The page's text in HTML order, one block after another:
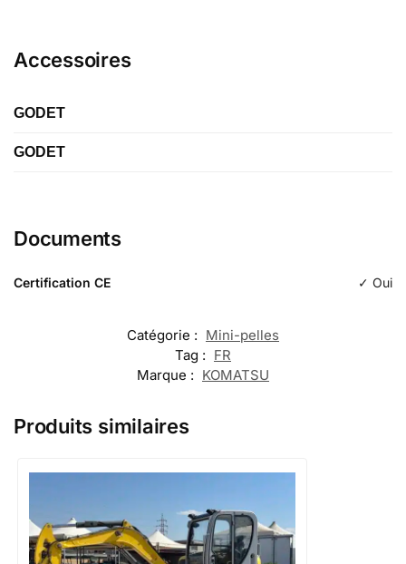
Accessoires
GODET
Étiquette
200
Typologie
GODET
650
Documents
Certification CE ✓ Oui
Catégorie : Mini-pelles
Tag : FR
Marque : KOMATSU
Produits similaires